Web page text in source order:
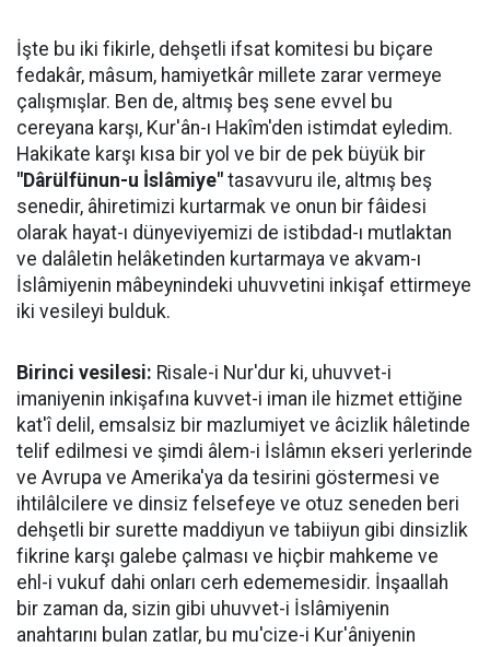
İşte bu iki fikirle, dehşetli ifsat komitesi bu biçare
fedakâr, mâsum, hamiyetkâr millete zarar vermeye
çalışmışlar. Ben de, altmış beş sene evvel bu
cereyana karşı, Kur'ân-ı Hakîm'den istimdat eyledim.
Hakikate karşı kısa bir yol ve bir de pek büyük bir
"Dârülfünun-u İslâmiye" tasavvuru ile, altmış beş
senedir, âhiretimizi kurtarmak ve onun bir fâidesi
olarak hayat-ı dünyeviyemizi de istibdad-ı mutlaktan
ve dalâletin helâketinden kurtarmaya ve akvam-ı
İslâmiyenin mâbeynindeki uhuvvetini inkişaf ettirmeye
iki vesileyi bulduk.
Birinci vesilesi: Risale-i Nur'dur ki, uhuvvet-i
imaniyenin inkişafına kuvvet-i iman ile hizmet ettiğine
kat'î delil, emsalsiz bir mazlumiyet ve âcizlik hâletinde
telif edilmesi ve şimdi âlem-i İslâmın ekseri yerlerinde
ve Avrupa ve Amerika'ya da tesirini göstermesi ve
ihtilâlcilere ve dinsiz felsefeye ve otuz seneden beri
dehşetli bir surette maddiyun ve tabiiyun gibi dinsizlik
fikrine karşı galebe çalması ve hiçbir mahkeme ve
ehl-i vukuf dahi onları cerh edememesidir. İnşaallah
bir zaman da, sizin gibi uhuvvet-i İslâmiyenin
anahtarını bulan zatlar, bu mu'cize-i Kur'âniyenin